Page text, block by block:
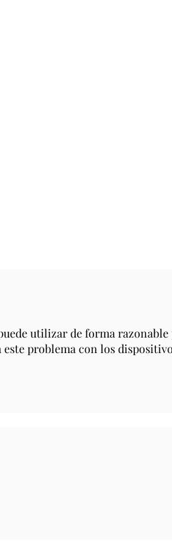
utilizar de forma
este problema con los